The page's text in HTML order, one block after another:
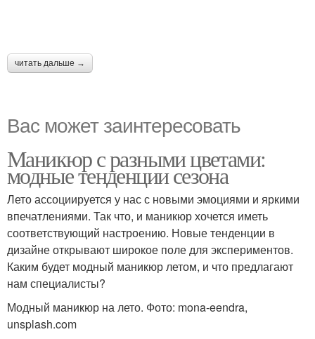
читать дальше →
Вас может заинтересовать
Маникюр с разными цветами:
модные тенденции сезона
Лето ассоциируется у нас с новыми эмоциями и яркими
впечатлениями. Так что, и маникюр хочется иметь
соответствующий настроению. Новые тенденции в
дизайне открывают широкое поле для экспериментов.
Каким будет модный маникюр летом, и что предлагают
нам специалисты?
Модный маникюр на лето. Фото: mona-eendra,
unsplash.com